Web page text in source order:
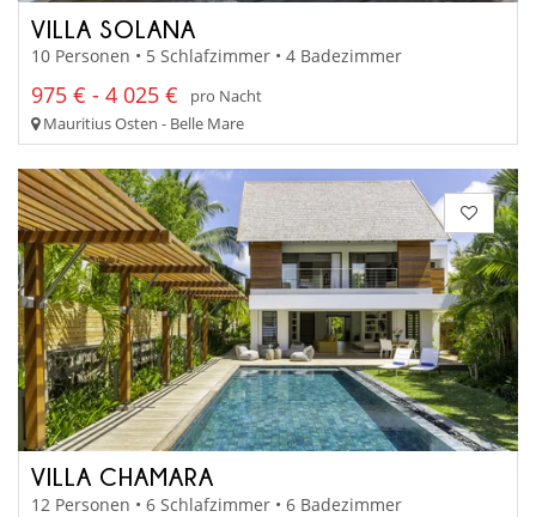
VILLA SOLANA
10 Personen • 5 Schlafzimmer • 4 Badezimmer
975 € - 4 025 €
pro Nacht
Mauritius Osten - Belle Mare
VILLA CHAMARA
12 Personen • 6 Schlafzimmer • 6 Badezimmer